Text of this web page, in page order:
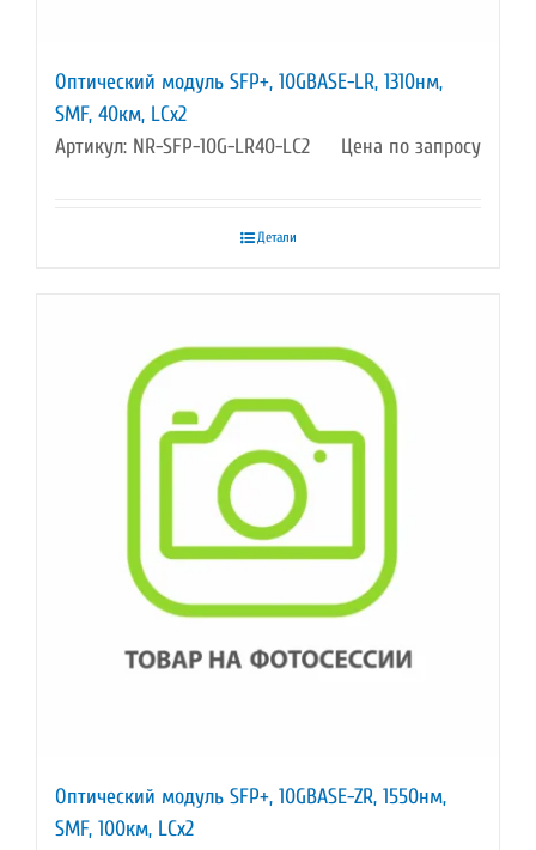
Оптический модуль SFP+, 10GBASE-LR, 1310нм,
SMF, 40км, LCx2
Артикул: NR-SFP-10G-LR40-LC2
Цена по запросу
Детали
Оптический модуль SFP+, 10GBASE-ZR, 1550нм,
SMF, 100км, LCx2